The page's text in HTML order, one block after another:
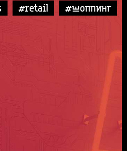
#retail #шоппинг